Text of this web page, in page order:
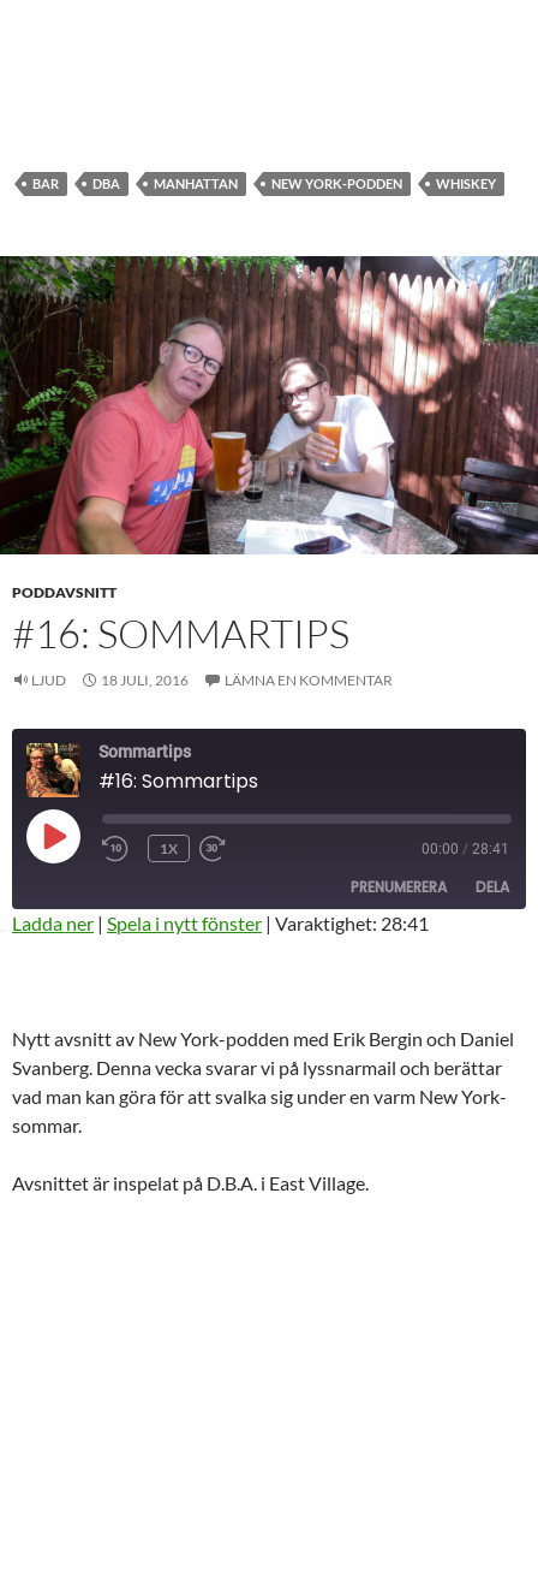
BAR DBA MANHATTAN NEW YORK-PODDEN WHISKEY
PODDAVSNITT
#16: SOMMARTIPS
LJUD 18 JULI, 2016 LÄMNA EN KOMMENTAR
Sommartips
#16: Sommartips
SPELA
UPP
HOPPA
SEKUNDER
1X
SEKUNDER
00:00 / 28:41
PRENUMERERA DELA
BÄDDA IN
Ladda ner | Spela i nytt fönster | Varaktighet: 28:41
Nytt avsnitt av New York-podden med Erik Bergin och Daniel
Svanberg. Denna vecka svarar vi på lyssnarmail och berättar
vad man kan göra för att svalka sig under en varm New York-
sommar.
Avsnittet är inspelat på D.B.A. i East Village.